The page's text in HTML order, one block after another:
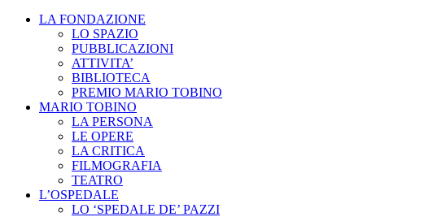
LA FONDAZIONE
LO SPAZIO
PUBBLICAZIONI
ATTIVITA’
BIBLIOTECA
PREMIO MARIO TOBINO
MARIO TOBINO
LA PERSONA
LE OPERE
LA CRITICA
FILMOGRAFIA
TEATRO
L’OSPEDALE
LO ‘SPEDALE DE’ PAZZI